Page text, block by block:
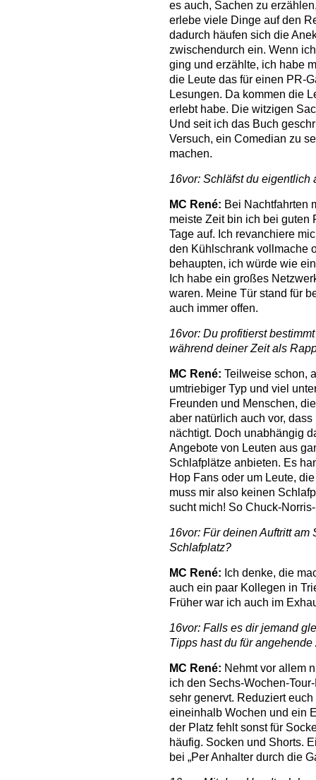
es auch, Sachen zu
erlebe viele Dinge auf den
dadurch häufen sich die
zwischendurch ein. Wenn
ging und erzählte, ich habe
die Leute das für einen PR-
Lesungen. Da kommen die
erlebt habe. Die witzigen
Und seit ich das Buch
Versuch, ein Comedian zu
machen.
16vor: Schläfst du eigentlich
MC René: Bei Nachtfahrten
meiste Zeit bin ich bei guten
Tage auf. Ich revanchiere
den Kühlschrank vollmache
behaupten, ich würde wie
Ich habe ein großes
waren. Meine Tür stand für
auch immer offen.
16vor: Du profitierst
während deiner Zeit als
MC René: Teilweise schon,
umtriebiger Typ und viel
Freunden und Menschen,
aber natürlich auch vor,
nächtigt. Doch unabhängig
Angebote von Leuten aus
Schlafplätze anbieten. Es
Hop Fans oder um Leute,
muss mir also keinen
sucht mich! So Chuck-
16vor: Für deinen Auftritt
Schlafplatz?
MC René: Ich denke, die
auch ein paar Kollegen in
Früher war ich auch im
16vor: Falls es dir jemand
Tipps hast du für
MC René: Nehmt vor allem
ich den Sechs-Wochen-
sehr genervt. Reduziert
eineinhalb Wochen und ein
der Platz fehlt sonst für
häufig. Socken und Shorts.
bei „Per Anhalter durch die